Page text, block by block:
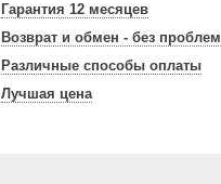
Гарантия 12 месяцев
Возврат и обмен - без проблем
Различные способы оплаты
Лучшая цена